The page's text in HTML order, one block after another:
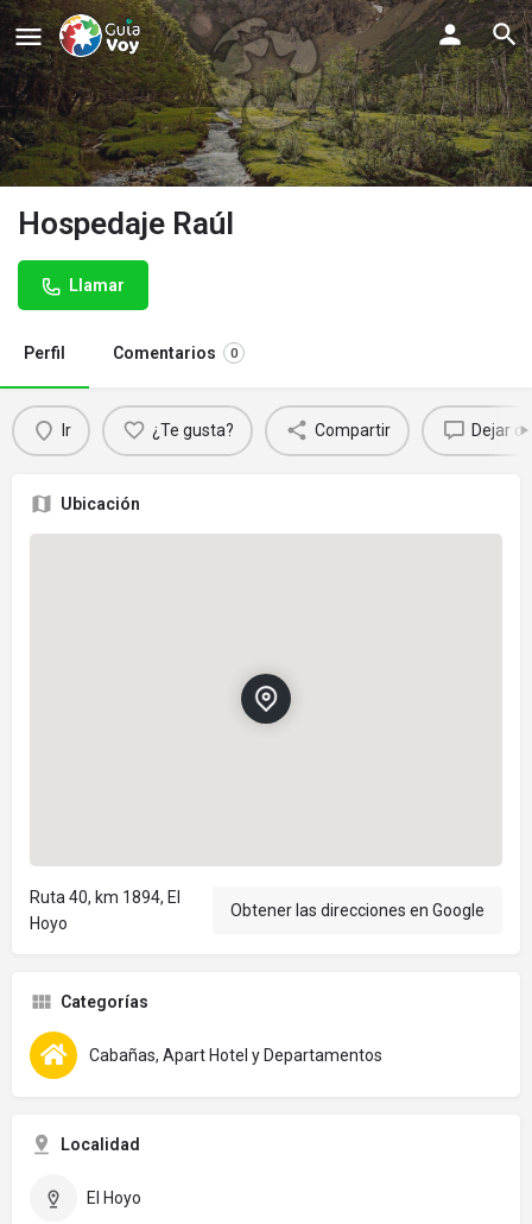
Hospedaje Raúl
Llamar
Perfil Comentarios 0
Ir ¿Te gusta? Compartir Dejar
Ubicación
Ruta 40, km 1894, El
Hoyo
Obtener las direcciones en Google
Categorías
Cabañas, Apart Hotel y Departamentos
Localidad
El Hoyo